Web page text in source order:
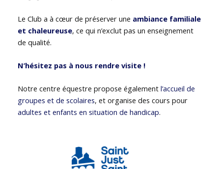
Le Club a à cœur de préserver une ambiance familiale
et chaleureuse, ce qui n’exclut pas un enseignement
de qualité.
N’hésitez pas à nous rendre visite !
Notre centre équestre propose égalementl’accueil de
groupes et de scolaires, et organise des cours pour
adultes et enfants en situation de handicap.